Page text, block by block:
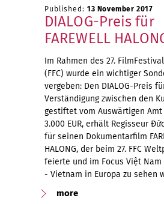
Published: 13 November 2017
DIALOG-Preis für
FAREWELL
Im Rahmen des 27.
(FFC) wurde ein wichtiger
vergeben: Den DIALOG-Preis
Verständigung zwischen den
gestiftet vom Auswärtigen Amt
3.000 EUR, erhält Regisseur
für seinen Dokumentarfilm
HALONG, der beim 27. FFC
feierte und im Focus Việt Nam
- Vietnam in Europa zu sehen
more